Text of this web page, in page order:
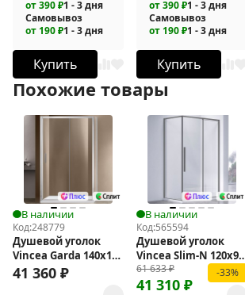
от 390 ₽1 - 3 дня
Самовывоз
от 190 ₽1 - 3 дня
Купить
от 390 ₽1 - 3 дня
Самовывоз
от 190 ₽1 - 3 дня
Купить
Похожие товары
В наличии
Код:248779
Душевой уголок
Vincea Garda 140х100
VSR-1G1014CL
41 360 ₽
В наличии
Код:565594
Душевой уголок
Vincea Slim-N 120x90
VSR-4SN9012CLGM
61 633₽
41 310 ₽
-33%